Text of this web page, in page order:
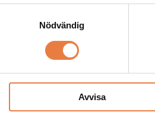
Nödvändig
Avvisa
2 × AAA, ca 5 h drift